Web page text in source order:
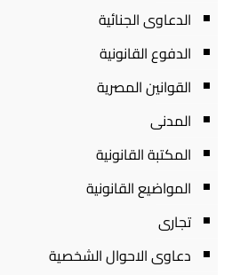
الدعاوى الجنائية
الدفوع القانونية
القوانين المصرية
المدنى
المكتبة القانونية
المواضيع القانونية
تجارى
دعاوى الاحوال الشخصية